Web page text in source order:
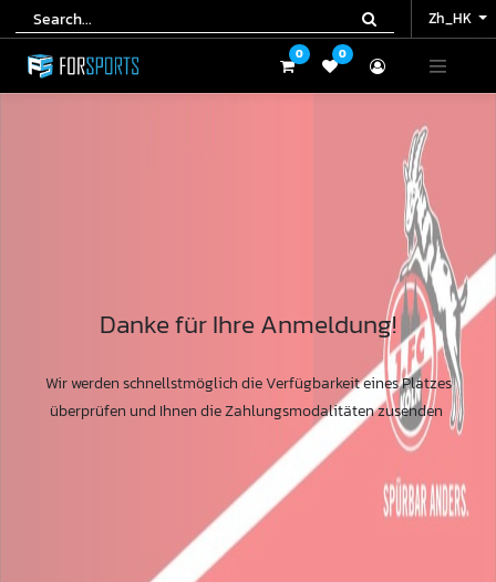
Zh_HK
0 0
Zh_HK
0 0
Danke für Ihre Anmeldung!
Wir werden schnellstmöglich die Verfügbarkeit eines Platzes
überprüfen und Ihnen die Zahlungsmodalitäten zusenden